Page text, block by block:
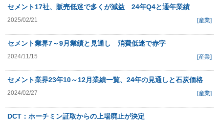
セメント17社、販売低迷で多くが減益 24年Q4と通年業績
2025/02/21 [産業]
セメント業界7～9月業績と見通し 消費低迷で赤字
2024/11/15 [産業]
セメント業界23年10～12月業績一覧、24年の見通しと石炭価格
2024/02/27 [産業]
DCT：ホーチミン証取からの上場廃止が決定